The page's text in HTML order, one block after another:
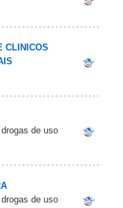
CLINICOS
de uso
de uso